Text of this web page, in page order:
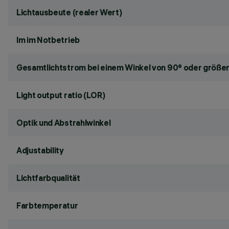
Lichtausbeute (realer Wert)
lm im Notbetrieb
Gesamtlichtstrom bei einem Winkel von 90° oder
Light output ratio (LOR)
Optik und Abstrahlwinkel
Adjustability
Lichtfarbqualität
Farbtemperatur